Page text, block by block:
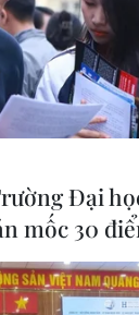
Hỗ trợ
BTTTT do Bộ
Nguyễn Thị
Đại
mốc 30